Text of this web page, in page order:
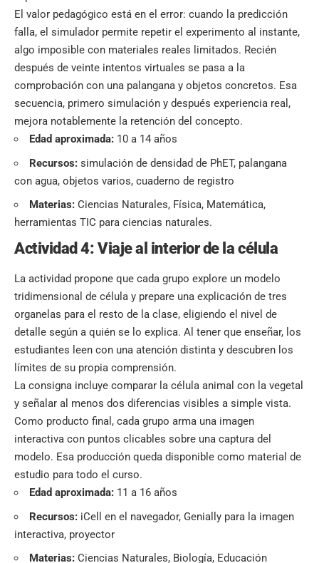
El valor pedagógico está en el error: cuando la predicción
falla, el simulador permite repetir el experimento al instante,
algo imposible con materiales reales limitados. Recién
después de veinte intentos virtuales se pasa a la
comprobación con una palangana y objetos concretos. Esa
secuencia, primero simulación y después experiencia real,
mejora notablemente la retención del concepto.
Edad aproximada: 10 a 14 años
Recursos: simulación de densidad de PhET, palangana
con agua, objetos varios, cuaderno de registro
Materias: Ciencias Naturales, Física, Matemática,
herramientas TIC para ciencias naturales.
Actividad 4: Viaje al interior de la célula
La actividad propone que cada grupo explore un modelo
tridimensional de célula y prepare una explicación de tres
organelas para el resto de la clase, eligiendo el nivel de
detalle según a quién se lo explica. Al tener que enseñar, los
estudiantes leen con una atención distinta y descubren los
límites de su propia comprensión.
La consigna incluye comparar la célula animal con la vegetal
y señalar al menos dos diferencias visibles a simple vista.
Como producto final, cada grupo arma una imagen
interactiva con puntos clicables sobre una captura del
modelo. Esa producción queda disponible como material de
estudio para todo el curso.
Edad aproximada: 11 a 16 años
Recursos: iCell en el navegador, Genially para la imagen
interactiva, proyector
Materias: Ciencias Naturales, Biología, Educación